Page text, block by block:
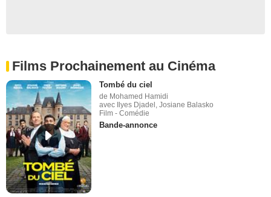
Films Prochainement au Cinéma
Tombé du ciel
de Mohamed Hamidi
avec Ilyes Djadel, Josiane Balasko
Film - Comédie
Bande-annonce